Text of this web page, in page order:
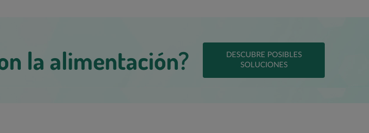
la alimentación?
DESCUBRE POSIBLES
SOLUCIONES